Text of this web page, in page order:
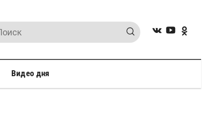
Видео дня